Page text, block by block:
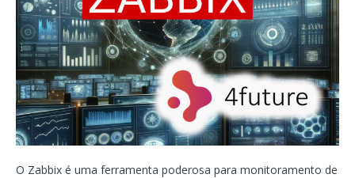
O Zabbix é uma ferramenta poderosa para monitoramento de